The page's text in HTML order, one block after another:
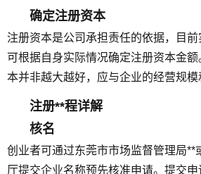
确定注册资本
注册资本是公司承担责任的依据，目
可根据自身实际情况确定注册资本金
本并非越大越好，应与企业的经营规模
注册**程详解
核名
创业者可通过东莞市市场监督管理局**
厅提交企业名称预先核准申请。提交